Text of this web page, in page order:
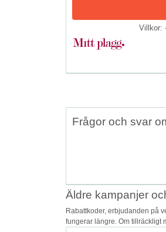
Villkor:
Frågor och svar
Äldre kampanjer
Rabattkoder, erbjudanden på
fungerar längre. Om tillräckligt